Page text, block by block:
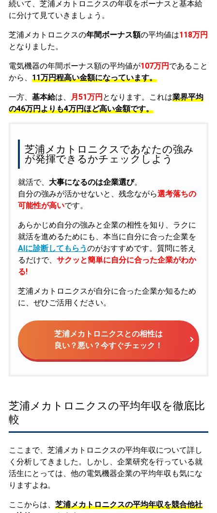
続いて、芝浦メカトロニクスの年収をボーナスと基本給
に分けて見ていきましょう。
芝浦メカトロニクスの年間ボーナス額の平均値は118万円
となりました。
電気機器の年間ボーナス額の平均値が107万円 であること
から、 11万円程高い金額になっています。
一方、 基本給は、 月51万円 となります。これは業界平均
の46万円よりも4万円ほど高い金額です。
芝浦メカトロニクスであなたの強み
が発揮できるかチェックしよう
就活で、 大事になるのは企業選び。
自分の強みが活かせないと、残念ながら選考落ちの
可能性が高いです。
あらかじめ自分の強みと企業の相性を知り、ラクに
就活を進めるためにも、本当に自分に合った企業を
AIに診断してもらうのがおすすめです。質問に答え
るだけで、 サクッと簡単に自分に合った企業がわか
る!
芝浦メカトロニクスが自分に合った企業か知るため
に、ぜひご活用ください。
芝浦メカトロニクスとの相性は
良い？悪い？今すぐチェック！
芝浦メカトロニクスの平均年収を徹底比
較
ここまで、芝浦メカトロニクスの平均年収について詳し
く分析してきました。しかし、企業研究を行っている就
活生にとっては、他の電気機器企業の平均年収も気にな
りますよね。
ここからは、 芝浦メカトロニクスの平均年収を競合他社